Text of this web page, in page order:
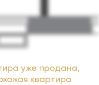
уже продана,
квартира